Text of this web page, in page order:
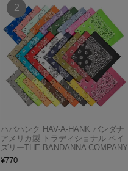
ハバハンク HAV-A-HANK バンダナ
アメリカ製 トラディショナル ペイ
ズリーTHE BANDANNA COMPANY
¥770